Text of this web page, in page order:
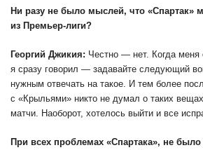
Ни разу не было мыслей, что «Спартак»
из Премьер-лиги?
Георгий Джикия: Честно — нет. Когда меня
я сразу говорил — задавайте следующий
нужным отвечать на такое. И тем более
с «Крыльями» никто не думал о таких
матчи. Наоборот, хотелось выйти и все
При всех проблемах «Спартака», не